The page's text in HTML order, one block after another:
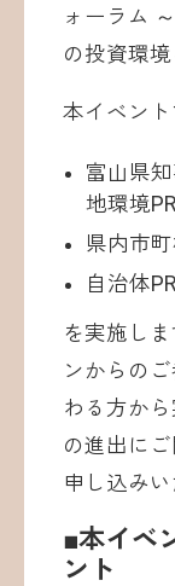
ォーラム
の投資環
本イベント
富山県
地環境PR
県内市
自治体
を実施し
ンからの
わる方か
の進出に
申し込みい
■本イベ
ント